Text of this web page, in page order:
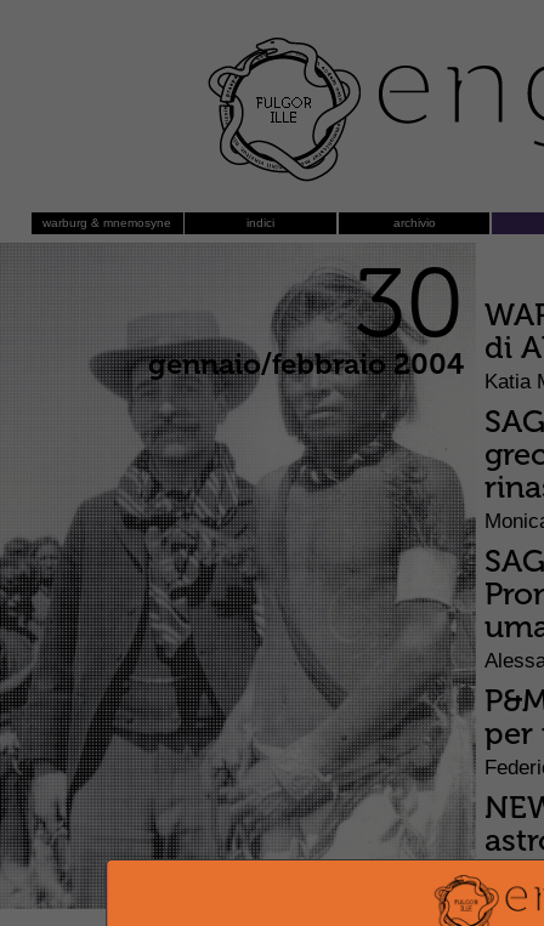
warburg & mnemosyne indici archivio
30
gennaio/febbraio 2004
di
Katia
per
Le